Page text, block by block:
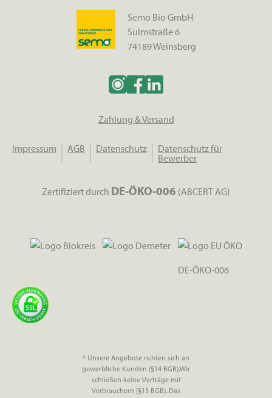
Semo Bio GmbH
Sulmstraße 6
74189 Weinsberg
Zahlung & Versand
Impressum AGB Datenschutz
Datenschutz für
Bewerber
Zertifiziert durch DE-ÖKO-006 (ABCERT AG)
DE-ÖKO-006
* Unsere Angebote richten sich an
gewerbliche Kunden (§14 BGB).Wir
schließen keine Verträge mit
Verbrauchern (§13 BGB). Das